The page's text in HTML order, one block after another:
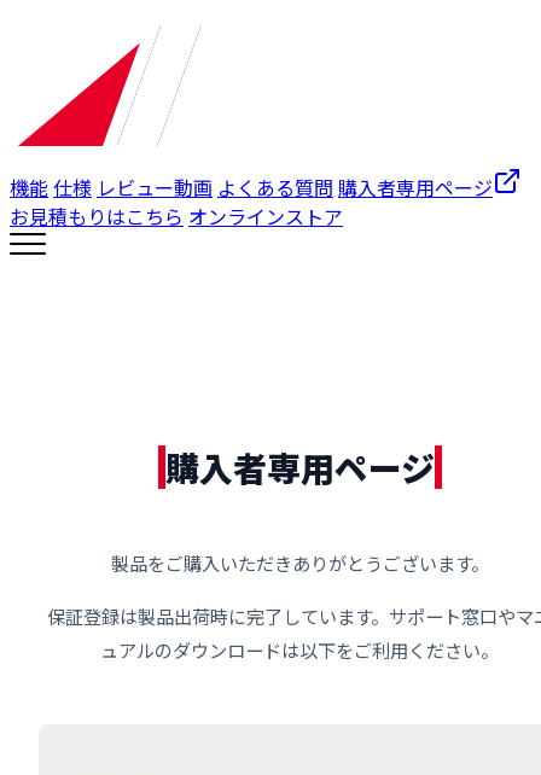
機能仕様 レビュー動画 よくある質問 購入者専用ページ
お見積もりはこちら オンラインストア
購入者専用ページ
製品をご購入いただきありがとうございます。
保証登録は製品出荷時に完了しています。サポート窓口やマ
ュアルのダウンロードは以下をご利用ください。